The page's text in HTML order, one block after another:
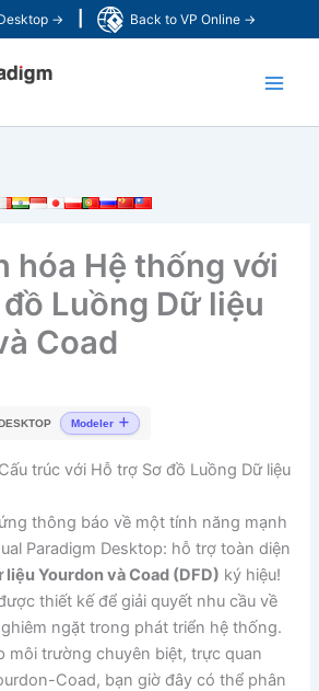
→ Back to VP Online →
hóa Hệ thống với
Luồng Dữ liệu
Coad
Modeler
trúc với Hỗ trợ Sơ đồ Luồng Dữ liệu
thông báo về một tính năng mạnh
Paradigm Desktop: hỗ trợ toàn diện
liệu Yourdon và Coad (DFD) ký hiệu!
thiết kế để giải quyết nhu cầu về
ngặt trong phát triển hệ thống.
môi trường chuyên biệt, trực quan
Coad, bạn giờ đây có thể phân